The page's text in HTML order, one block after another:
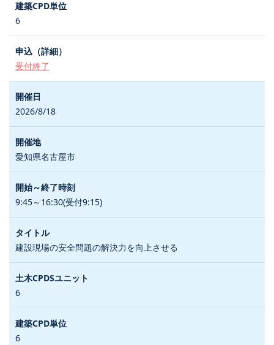
6
受付終了
2026/8/18
愛知県名古屋市
9:45～16:30(受付9:15)
建設現場の安全問題の解決力を向上させる
6
6